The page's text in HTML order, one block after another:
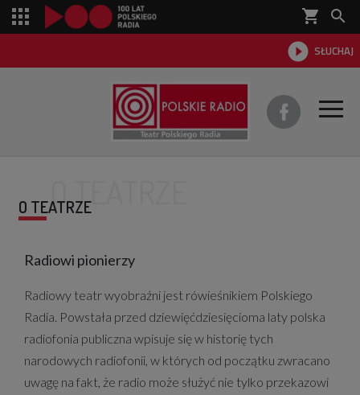
shopping_cart 
 SŁUCHAJ

REPERTUAR
SŁUCHOWISKA
AKTUALNOŚCI
DWA TEATRY 2026
O TEATRZE
O TEATRZE
Radiowi pionierzy
Radiowy teatr wyobraźni jest rówieśnikiem Polskiego
Radia. Powstała przed dziewięćdziesięcioma laty polska
radiofonia publiczna wpisuje się w historię tych
narodowych radiofonii, w których od początku zwracano
uwagę na fakt, że radio może służyć nie tylko przekazowi